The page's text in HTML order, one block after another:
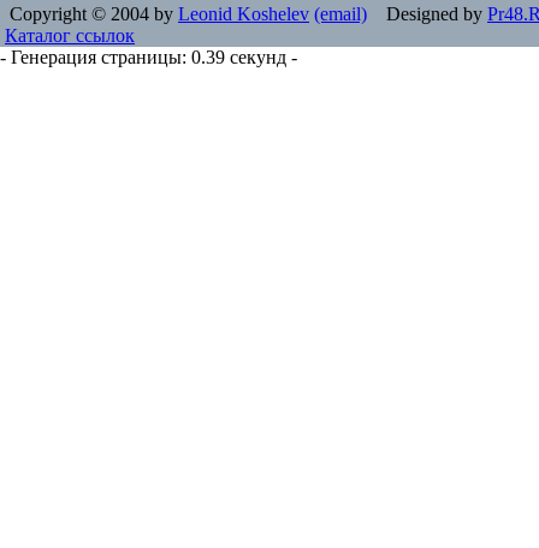
Copyright © 2004 by Leonid Koshelev (email) Designed by
Каталог ссылок
- Генерация страницы: 0.39 секунд -